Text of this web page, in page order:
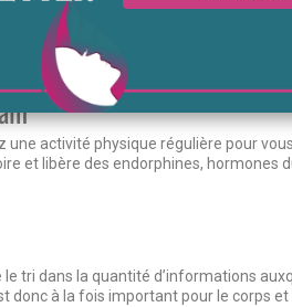
– et de toute autre distraction
les yeux fermés, inspirez
le bouche. Bien-être et apaisement
activité physique régulière pour
et libère des endorphines, hormones
tri dans la quantité d’informations
à la fois important pour le corps et